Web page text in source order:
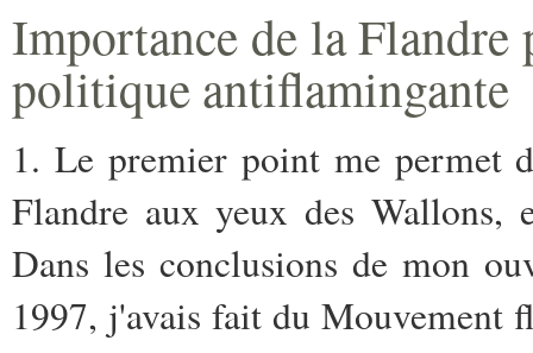
Importance de la
politique antiflamingante
1. Le premier point me permet
Flandre aux yeux des
Dans les conclusions de mon
1997, j'avais fait du Mouvement